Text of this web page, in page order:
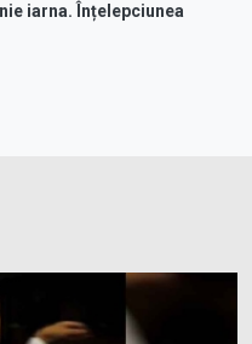
iarna. Înțelepciunea